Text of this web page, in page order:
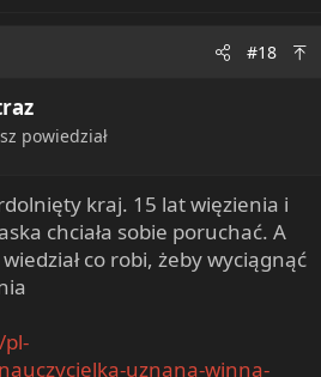
#18
powiedział
kraj. 15 lat więzienia i
chciała sobie poruchać. A
co robi, żeby wyciągnąć
uznana-winną-